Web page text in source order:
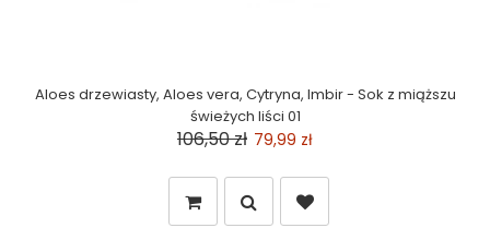
Aloes drzewiasty, Aloes vera, Cytryna, Imbir - Sok z miąższu
świeżych liści 01
106,50 zł 79,99 zł